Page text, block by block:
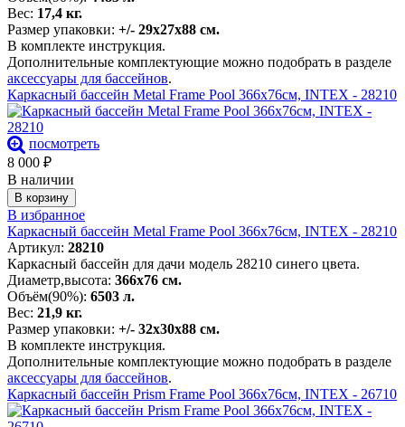
Вес: 17,4 кг.
Размер упаковки: +/- 29х27х88 см.
В комплекте инструкция.
Дополнительные комплектующие можно подобрать в разделе
аксессуары для бассейнов.
Каркасный бассейн Metal Frame Pool 366х76см, INTEX - 28210
посмотреть
8 000 ₽
В наличии
В корзину
В избранное
Каркасный бассейн Metal Frame Pool 366х76см, INTEX - 28210
Артикул: 28210
Каркасный бассейн для дачи модель 28210 синего цвета.
Диаметр,высота: 366х76 см.
Объём(90%): 6503 л.
Вес: 21,9 кг.
Размер упаковки: +/- 32х30х88 см.
В комплекте инструкция.
Дополнительные комплектующие можно подобрать в разделе
аксессуары для бассейнов.
Каркасный бассейн Prism Frame Pool 366х76см, INTEX - 26710